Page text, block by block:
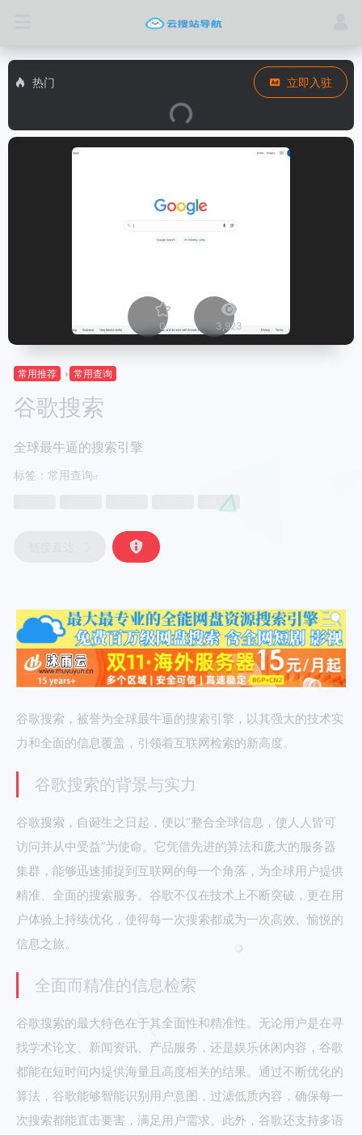
热门 立即入驻
0 3,923
常用推荐 常用查询
谷歌搜索
全球最牛逼的搜索引擎
标签： 常用查询
谷歌搜索，被誉为全球最牛逼的搜索引擎，以其强大的技术实
力和全面的信息覆盖，引领着互联网检索的新高度。
谷歌搜索的背景与实力
谷歌搜索，自诞生之日起，便以“整合全球信息，使人人皆可
访问并从中受益”为使命。它凭借先进的算法和庞大的服务器
集群，能够迅速捕捉到互联网的每一个角落，为全球用户提供
精准、全面的搜索服务。谷歌不仅在技术上不断突破，更在用
户体验上持续优化，使得每一次搜索都成为一次高效、愉悦的
信息之旅。
全面而精准的信息检索
谷歌搜索的最大特色在于其全面性和精准性。无论用户是在寻
找学术论文、新闻资讯、产品服务，还是娱乐休闲内容，谷歌
都能在短时间内提供海量且高度相关的结果。通过不断优化的
算法，谷歌能够智能识别用户意图，过滤低质内容，确保每一
次搜索都能直击要害，满足用户需求。此外，谷歌还支持多语